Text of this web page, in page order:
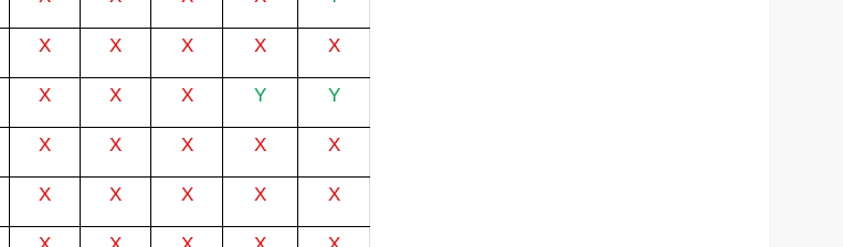
X X X X X
X X X Y Y
X X X X X
X X X X X